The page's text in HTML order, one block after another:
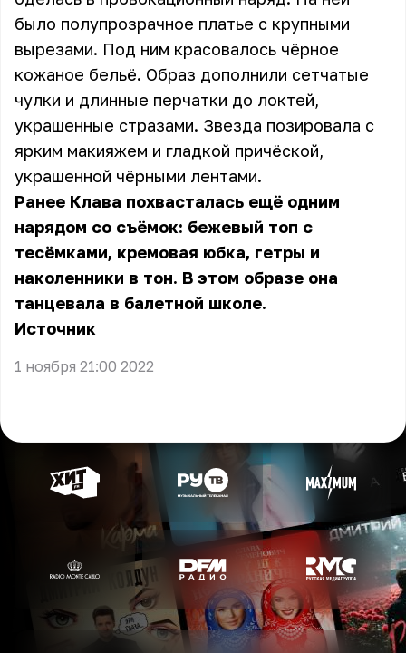
было полупрозрачное платье с крупными
вырезами. Под ним красовалось чёрное
кожаное бельё. Образ дополнили сетчатые
чулки и длинные перчатки до локтей,
украшенные стразами. Звезда позировала с
ярким макияжем и гладкой причёской,
украшенной чёрными лентами.
Ранее Клава похвасталась ещё одним
нарядом со съёмок: бежевый топ с
тесёмками, кремовая юбка, гетры и
наколенники в тон. В этом образе она
танцевала в балетной школе.
Источник
1 ноября 21:00 2022